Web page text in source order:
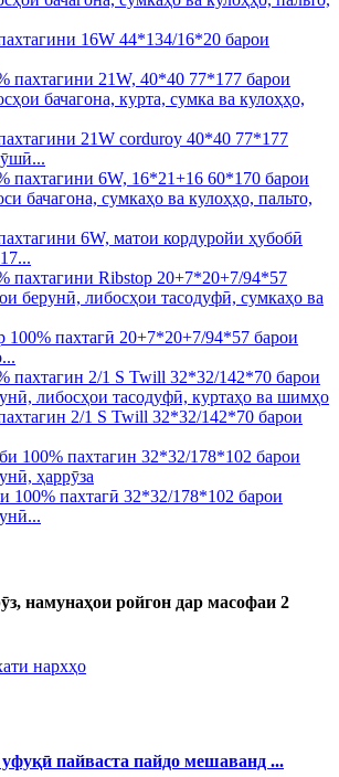
16W 44*134/16*20 барои
21W corduroy 40*40 77*177
6W, матои кордуройи ҳубобӣ
100% пахтагӣ 20+7*20+7/94*57 барои
2/1 S Twill 32*32/142*70 барои
100% пахтагӣ 32*32/178*102 барои
намунаҳои ройгон дар масофаи 2
нархҳо
пайваста пайдо мешаванд ...